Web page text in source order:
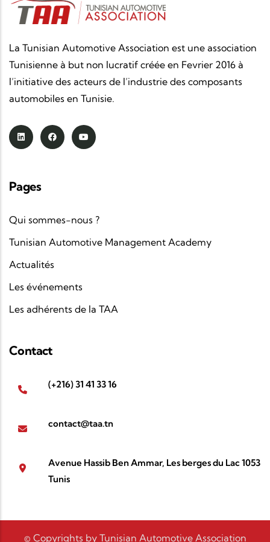
La Tunisian Automotive Association est une association
Tunisienne à but non lucratif créée en Fevrier 2016 à
l’initiative des acteurs de l’industrie des composants
automobiles en Tunisie.
Pages
Qui sommes-nous ?
Tunisian Automotive Management Academy
Actualités
Les événements
Les adhérents de la TAA
Contact
(+216) 31 41 33 16
contact@taa.tn
Avenue Hassib Ben Ammar, Les berges du Lac 1053
Tunis
© Copyrights by Tunisian Automotive Association